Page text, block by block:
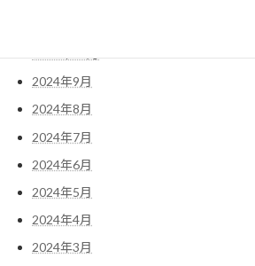
2024年9月
2024年8月
2024年7月
2024年6月
2024年5月
2024年4月
2024年3月